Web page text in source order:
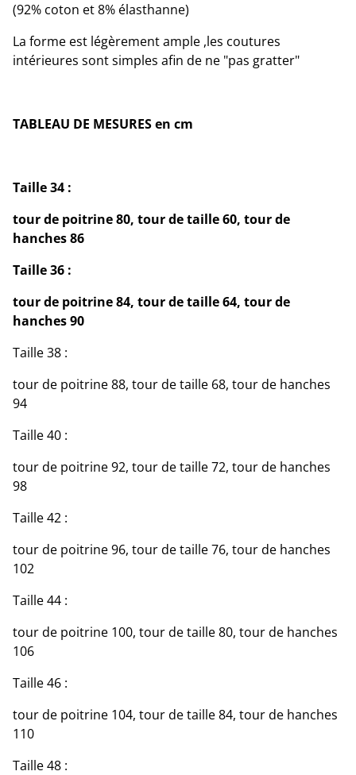
(92% coton et 8% élasthanne)
La forme est légèrement ample ,les coutures
intérieures sont simples afin de ne "pas gratter"
TABLEAU DE MESURES en cm
Taille 34 :
tour de poitrine 80, tour de taille 60, tour de
hanches 86
Taille 36 :
tour de poitrine 84, tour de taille 64, tour de
hanches 90
Taille 38 :
tour de poitrine 88, tour de taille 68, tour de hanches
94
Taille 40 :
tour de poitrine 92, tour de taille 72, tour de hanches
98
Taille 42 :
tour de poitrine 96, tour de taille 76, tour de hanches
102
Taille 44 :
tour de poitrine 100, tour de taille 80, tour de hanches
106
Taille 46 :
tour de poitrine 104, tour de taille 84, tour de hanches
110
Taille 48 :